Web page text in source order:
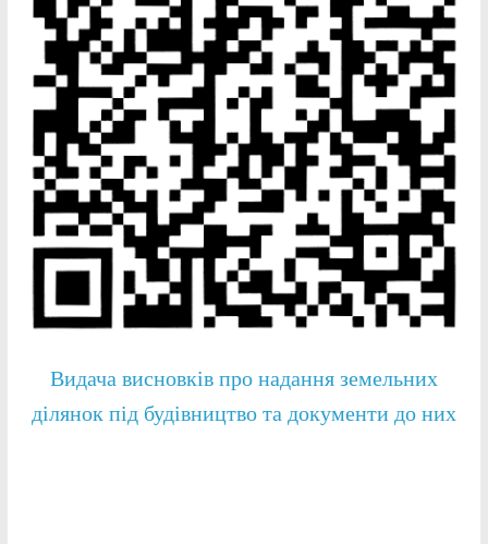
Видача висновків про надання земельних
ділянок під будівництво та документи до них